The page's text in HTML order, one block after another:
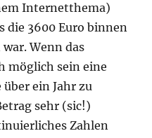
Internetthema)
die 3600 Euro binnen
Wenn das
möglich sein eine
ein Jahr zu
sehr (sic!)
Zahlen